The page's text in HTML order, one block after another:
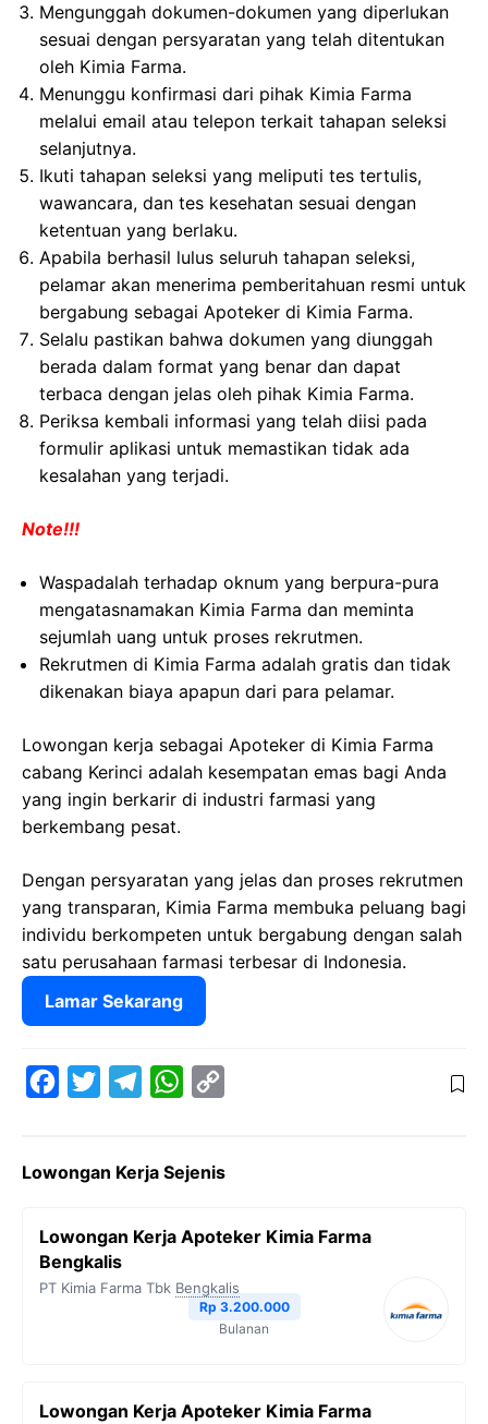
Mengunggah dokumen-dokumen yang diperlukan
sesuai dengan persyaratan yang telah ditentukan
oleh Kimia Farma.
Menunggu konfirmasi dari pihak Kimia Farma
melalui email atau telepon terkait tahapan seleksi
selanjutnya.
Ikuti tahapan seleksi yang meliputi tes tertulis,
wawancara, dan tes kesehatan sesuai dengan
ketentuan yang berlaku.
Apabila berhasil lulus seluruh tahapan seleksi,
pelamar akan menerima pemberitahuan resmi untuk
bergabung sebagai Apoteker di Kimia Farma.
Selalu pastikan bahwa dokumen yang diunggah
berada dalam format yang benar dan dapat
terbaca dengan jelas oleh pihak Kimia Farma.
Periksa kembali informasi yang telah diisi pada
formulir aplikasi untuk memastikan tidak ada
kesalahan yang terjadi.
Note!!!
Waspadalah terhadap oknum yang berpura-pura
mengatasnamakan Kimia Farma dan meminta
sejumlah uang untuk proses rekrutmen.
Rekrutmen di Kimia Farma adalah gratis dan tidak
dikenakan biaya apapun dari para pelamar.
Lowongan kerja sebagai Apoteker di Kimia Farma
cabang Kerinci adalah kesempatan emas bagi Anda
yang ingin berkarir di industri farmasi yang
berkembang pesat.
Dengan persyaratan yang jelas dan proses rekrutmen
yang transparan, Kimia Farma membuka peluang bagi
individu berkompeten untuk bergabung dengan salah
satu perusahaan farmasi terbesar di Indonesia.
Lamar Sekarang
e
o
o
t
e
r
e
r
a
W
t
A
y
i
n
k
Lowongan Kerja Sejenis
Lowongan Kerja Apoteker Kimia Farma
Bengkalis
PT Kimia Farma Tbk Bengkalis
Rp 3.200.000
Bulanan
Lowongan Kerja Apoteker Kimia Farma